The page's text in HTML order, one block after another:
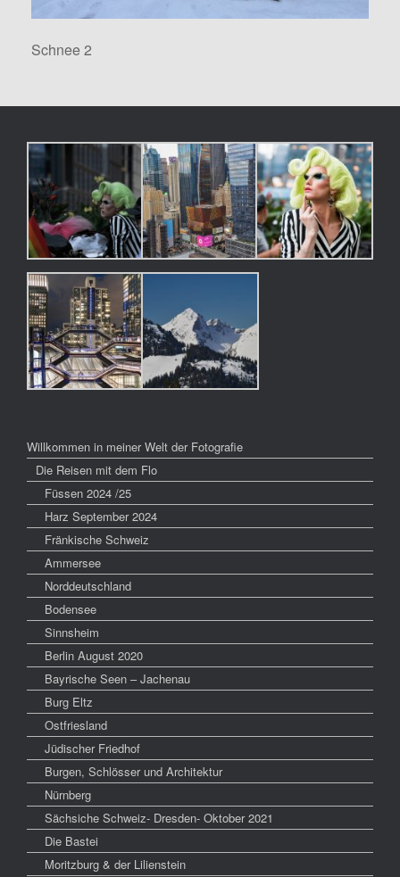
Schnee 2
Willkommen in meiner Welt der Fotografie
Die Reisen mit dem Flo
Füssen 2024 /25
Harz September 2024
Fränkische Schweiz
Ammersee
Norddeutschland
Bodensee
Sinnsheim
Berlin August 2020
Bayrische Seen – Jachenau
Burg Eltz
Ostfriesland
Jüdischer Friedhof
Burgen, Schlösser und Architektur
Nürnberg
Sächsiche Schweiz- Dresden- Oktober 2021
Die Bastei
Moritzburg & der Lilienstein